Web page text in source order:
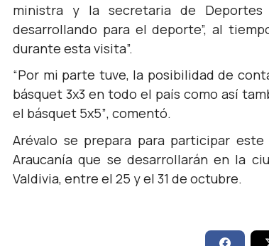
ministra y la secretaria de
desarrollando para el deporte”,al
durante esta visita”.
“Por mi parte tuve, la posibilidad de
básquet 3x3 en todo el país como así
el básquet 5x5”, comentó.
Arévalo se prepara para participar
Araucanía que se desarrollarán en la
Valdivia, entre el 25 y el 31 de octubre.